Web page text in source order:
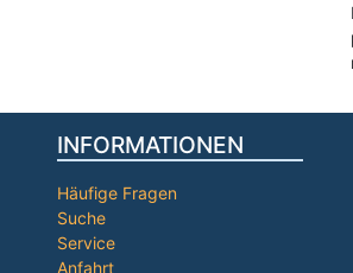
INFORMATIONEN
Häufige Fragen
Suche
Service
Anfahrt